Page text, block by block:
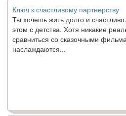
Ключ к счастливому партнерству
Ты хочешь жить долго и
этом с детства. Хотя никакие
сравниться со сказочными
наслаждаются...